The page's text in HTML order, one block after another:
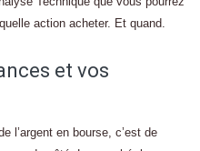
action acheter. Et quand.
et vos
l’argent en bourse, c’est de